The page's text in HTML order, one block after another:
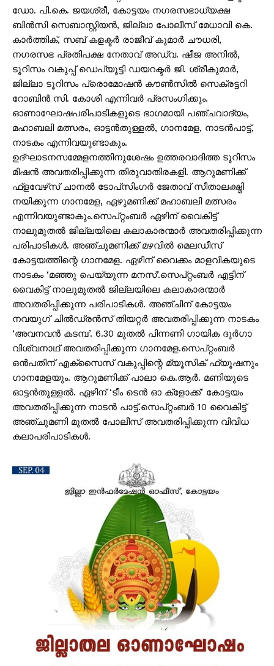
ഡോ. പി.കെ. ജയശ്രീ, കോട്ടയം നഗരസഭാധ്യക്ഷ
ബിൻസി സെബാസ്റ്റിയൻ, ജില്ലാ പോലീസ് മേധാവി കെ.
കാർത്തിക്, സബ് കളക്ടർ രാജീവ് കുമാർ ചൗധരി,
നഗരസഭ പ്രതിപക്ഷ നേതാവ് അഡ്വ. ഷീജ അനിൽ,
ടൂറിസം വകുപ്പ് ഡെപ്യൂട്ടി ഡയറക്ടർ ജി. ശ്രീകുമാർ,
ജില്ലാ ടൂറിസം പ്രൊമോഷൻ കൗൺസിൽ സെക്രട്ടറി
റോബിൻ സി. കോശി എന്നിവർ പ്രസംഗിക്കും.
ഓണാഘോഷപരിപാടികളുടെ ഭാഗമായി പഞ്ചവാദ്യം,
മഹാബലി മത്സരം, ഓട്ടൻതുള്ളൽ, ഗാനമേള, നാടൻപാട്ട്,
നാടകം എന്നിവയുണ്ടാകും.
ഉദ്ഘാടനസമ്മേളനത്തിനുശേഷം ഉത്തരവാദിത്ത ടൂറിസം
മിഷൻ അവതരിപ്പിക്കുന്ന തിരുവാതിരകളി. ആറുമണിക്ക്
ഫ്‌ളവേഴ്‌സ് ചാനൽ ടോപ്‌സിംഗർ ജേതാവ് സീതാലക്ഷ്മി
നയിക്കുന്ന ഗാനമേള, ഏഴുമണിക്ക് മഹാബലി മത്സരം
എന്നിവയുണ്ടാകും.സെപ്റ്റംബർ ഏഴിന് വൈകിട്ട്
നാലുമുതൽ ജില്ലയിലെ കലാകാരന്മാർ അവതരിപ്പിക്കുന്ന
പരിപാടികൾ. അഞ്ചുമണിക്ക് മഴവിൽ മെലഡീസ്
കോട്ടയത്തിന്റെ ഗാനമേള. ഏഴിന് വൈക്കം മാളവികയുടെ
നാടകം ‘മഞ്ഞു പെയ്യുന്ന മനസ്’.സെപ്റ്റംബർ എട്ടിന്
വൈകിട്ട് നാലുമുതൽ ജില്ലയിലെ കലാകാരന്മാർ
അവതരിപ്പിക്കുന്ന പരിപാടികൾ. അഞ്ചിന് കോട്ടയം
നവയുഗ് ചിൽഡ്രൻസ് തിയറ്റർ അവതരിപ്പിക്കുന്ന നാടകം
‘അവനവൻ കടമ്പ’. 6.30 മുതൽ പിന്നണി ഗായിക ദുർഗാ
വിശ്വനാഥ് അവതരിപ്പിക്കുന്ന ഗാനമേള.സെപ്റ്റംബർ
ഒൻപതിന് എക്‌സൈസ് വകുപ്പിന്റെ മ്യൂസിക് ഫ്യൂഷനും
ഗാനമേളയും. ആറുമണിക്ക് പാലാ കെ.ആർ. മണിയുടെ
ഓട്ടൻതുള്ളൽ. ഏഴിന് ‘ടീം ടെൻ ഓ ക്‌ളോക്ക്’ കോട്ടയം
അവതരിപ്പിക്കുന്ന നാടൻ പാട്ട്.സെപ്റ്റംബർ 10 വൈകിട്ട്
അഞ്ചുമണി മുതൽ പോലീസ് അവതരിപ്പിക്കുന്ന വിവിധ
കലാപരിപാടികൾ.